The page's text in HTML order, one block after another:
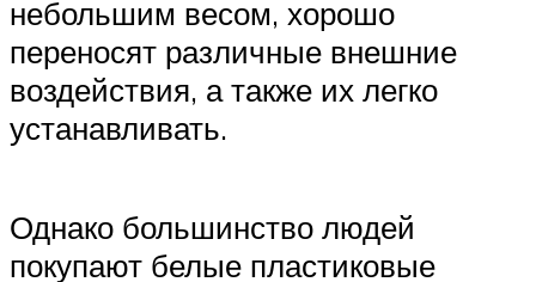
небольшим весом, хорошо
переносят различные внешние
воздействия, а также их легко
устанавливать.
Однако большинство людей
покупают белые пластиковые